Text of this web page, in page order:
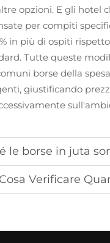
opzioni. E gli hotel
per compiti
in più di ospiti
Tutte queste
borse della
giustificando
in juta sono adatte agli acquisti
Cosa Verificare Quando Si Collabora con